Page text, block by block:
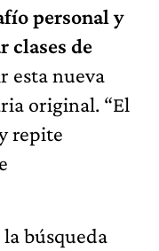
personal y
clases de
esta nueva
original. “El
repite
búsqueda